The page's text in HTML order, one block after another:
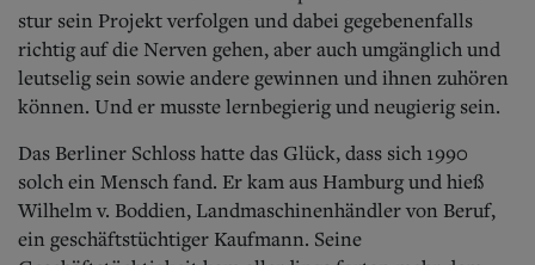
stur sein Projekt verfolgen und dabei gegebenenfalls
richtig auf die Nerven gehen, aber auch umgänglich und
leutselig sein sowie andere gewinnen und ihnen zuhören
können. Und er musste lernbegierig und neugierig sein.
Das Berliner Schloss hatte das Glück, dass sich 1990
solch ein Mensch fand. Er kam aus Hamburg und hieß
Wilhelm v. Boddien, Landmaschinenhändler von Beruf,
ein geschäftstüchtiger Kaufmann. Seine